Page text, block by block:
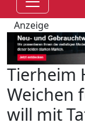
Anzeige
Tierheim
Weichen
will mit